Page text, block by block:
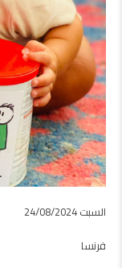
السبت 24/08/2024
فرنسا